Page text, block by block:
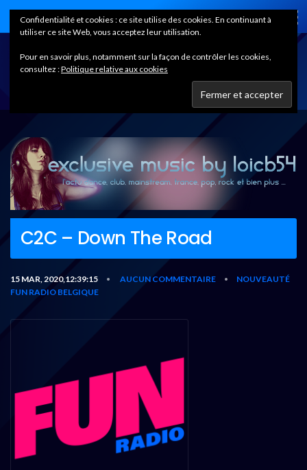
Home
C2C – Down The Road
15 MAR, 2020,12:39:15 • AUCUN COMMENTAIRE •
NOUVEAUTÉ
FUN RADIO BELGIQUE
Confidentialité et cookies : ce site utilise des cookies. En continuant à
utiliser ce site Web, vous acceptez leur utilisation.
Pour en savoir plus, notamment sur la façon de contrôler les cookies,
consultez :Politique relative aux cookies